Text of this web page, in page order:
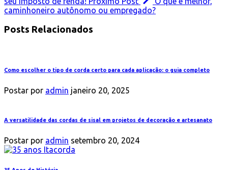
caminhoneiro autônomo ou empregado?
Posts Relacionados
Como escolher o tipo de corda certo para cada aplicação: o guia completo
Postar por admin janeiro 20, 2025
A versatilidade das cordas de sisal em projetos de decoração e artesanato
Postar por admin setembro 20, 2024